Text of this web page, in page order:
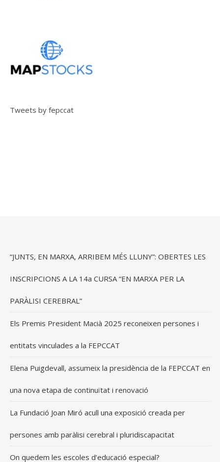
Tweets by fepccat
“JUNTS, EN MARXA, ARRIBEM MÉS LLUNY”: OBERTES LES
INSCRIPCIONS A LA 14a CURSA “EN MARXA PER LA
PARÀLISI CEREBRAL”
Els Premis President Macià 2025 reconeixen persones i
entitats vinculades a la FEPCCAT
Elena Puigdevall, assumeix la presidència de la FEPCCAT en
una nova etapa de continuïtat i renovació
La Fundació Joan Miró acull una exposició creada per
persones amb paràlisi cerebral i pluridiscapacitat
On quedem les escoles d’educació especial?